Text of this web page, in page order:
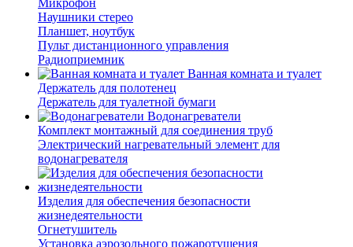
Микрофон
Наушники стерео
Планшет, ноутбук
Пульт дистанционного управления
Радиоприемник
Ванная комната и туалет
Держатель для полотенец
Держатель для туалетной бумаги
Водонагреватели
Комплект монтажный для соединения труб
Электрический нагревательный элемент для
водонагревателя
Изделия для обеспечения безопасности
жизнедеятельности
Огнетушитель
Установка аэрозольного пожаротушения